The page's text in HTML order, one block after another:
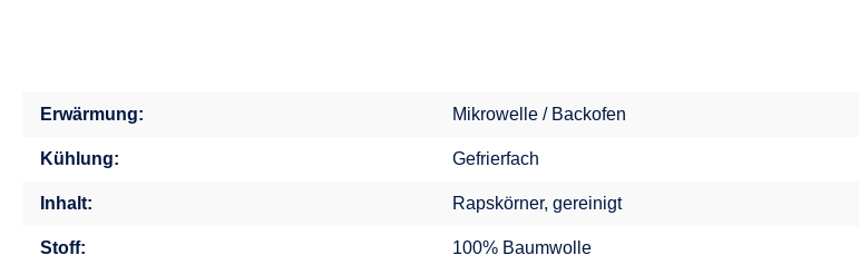
Erwärmung: Mikrowelle / Backofen
Kühlung: Gefrierfach
Inhalt: Rapskörner, gereinigt
Stoff: 100% Baumwolle